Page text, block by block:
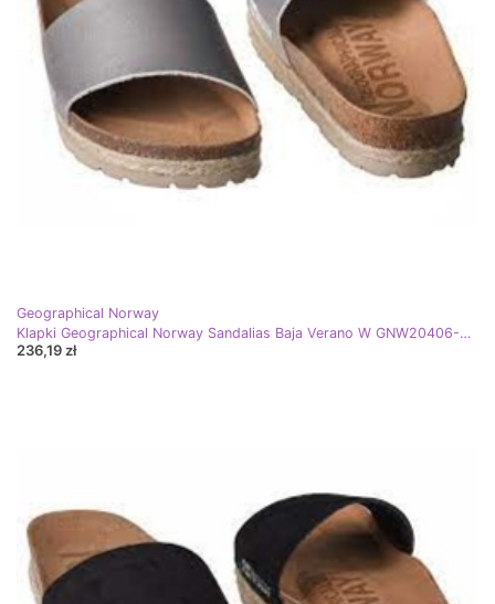
Geographical Norway
Klapki Geographical Norway Sandalias Baja Verano W GNW20406-26 srebrny
236,19 zł